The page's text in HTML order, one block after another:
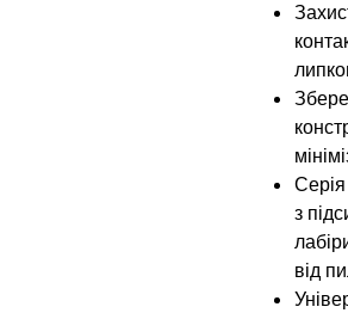
з
від